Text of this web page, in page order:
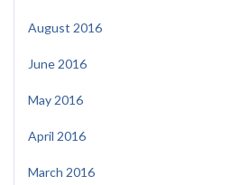
August 2016
June 2016
May 2016
April 2016
March 2016